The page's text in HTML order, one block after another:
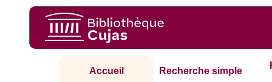
Accueil Recherche simple